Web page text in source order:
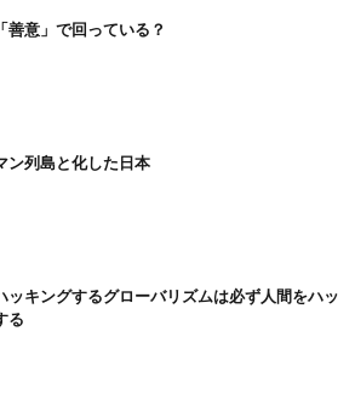
善意」で回っている？
ン列島と化した日本
ッキングするグローバリズムは必ず人間をハッ
る